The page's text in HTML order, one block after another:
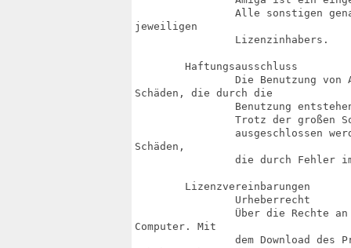
jeweiligen
Schäden, die durch die
Schäden,
Computer. Mit